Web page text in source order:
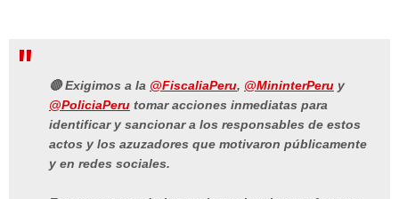
🔴 Exigimos a la @FiscaliaPeru, @MininterPeru y
@PoliciaPeru tomar acciones inmediatas para
identificar y sancionar a los responsables de estos
actos y los azuzadores que motivaron públicamente
y en redes sociales.